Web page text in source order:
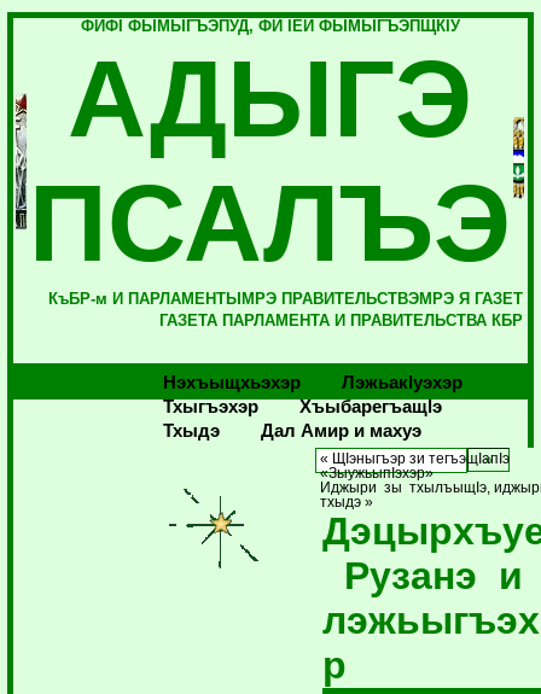
ФИФI ФЫМЫГЪЭПУД, ФИ IЕЙ ФЫМЫГЪЭПЩКIУ
АДЫГЭ
ПСАЛЪЭ
КъБР-м И ПАРЛАМЕНТЫМРЭ ПРАВИТЕЛЬСТВЭМРЭ Я ГАЗЕТ
ГАЗЕТА ПАРЛАМЕНТА И ПРАВИТЕЛЬСТВА КБР
Нэхъыщхьэхэр
Лэжьакlуэхэр
Тхыгъэхэр
Хъыбарегъащlэ
Тхыдэ
Дал Амир и махуэ
« ЩIэныгъэр зи тегъэщIапIэ
«ЗыужьыпIэхэр»
Иджыри зы тхылъыщIэ,
тхыдэ »
Рузанэ и
р